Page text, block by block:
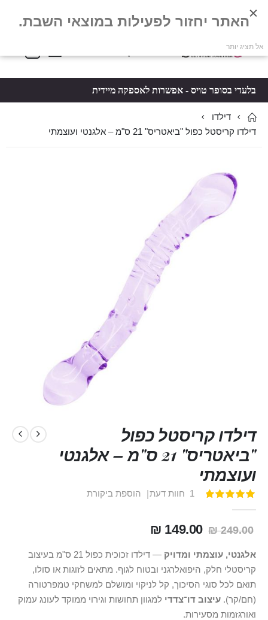
Toggle
סל קניות
בלעדי בסופר טויס - אפשרות לאספקה מיידית
דילדו
דילדו קריסטל כפול "ביאטריס" 21 ס"מ – אלגנטי ועוצמתי
לסוף
להתחלה
דילדו קריסטל כפול
"ביאטריס" 21 ס"מ – אלגנטי
ועוצמתי
דירוג:
1 חוות דעת הוספת ביקורת
249.00 ₪
149.00 ₪
אלגנטי, עוצמתי ומדויק
— דילדו זכוכית כפול 21 ס"מ בעיצוב
קריסטלי חלק, היפואלרגני ובטוח לגוף. מתאים לזוגות או סולו,
תואם לכל סוגי הסיכוך, קל לניקוי ומושלם למשחקי טמפרטורה
(חם/קר). עיצוב דו־צדדי למגוון תחושות וגירוי ממוקד לעונג עמוק
ואורגזמות מסעירות.
האתר יחזור לפעילות במוצאי השבת.
אל תציג יותר